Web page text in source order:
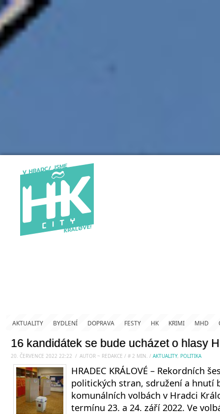
AKTUALITY BYDLENÍ DOPRAVA FESTY HK KRIMI MHD
16 kandidátek se bude ucházet o hlasy
20. ČERVENCE 2022 22:22 / AUTOR ~ REDAKCE / # 2 MIN. / AKTUALITY, POLITIKA
HRADEC KRÁLOVÉ – Rekordních
politických stran, sdružení a hnutí
komunálních volbách v Hradci
termínu 23. a 24. září 2022. Ve